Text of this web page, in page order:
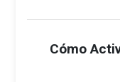
Cómo